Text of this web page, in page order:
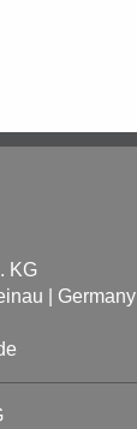
KG
| Germany